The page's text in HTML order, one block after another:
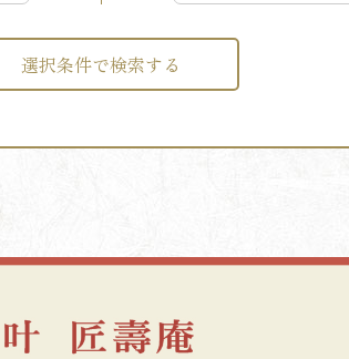
選択条件で検索する